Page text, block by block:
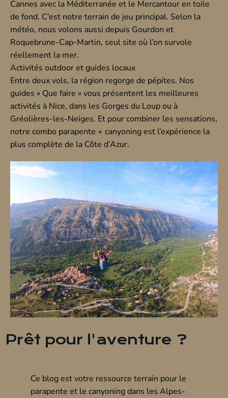
Cannes avec la Méditerranée et le Mercantour en toile
de fond. C’est notre terrain de jeu principal. Selon la
météo, nous volons aussi depuis Gourdon et
Roquebrune-Cap-Martin, seul site où l’on survole
réellement la mer.
Activités outdoor et guides locaux
Entre deux vols, la région regorge de pépites. Nos
guides « Que faire » vous présentent les meilleures
activités à Nice, dans les Gorges du Loupou à
Gréolières-les-Neiges. Et pour combiner les sensations,
notre combo parapente + canyoningest l’expérience la
plus complète de la Côte d’Azur.
Prêt pour l'aventure ?
Ce blog est votre ressource terrain pour le
parapente et le canyoning dans les Alpes-